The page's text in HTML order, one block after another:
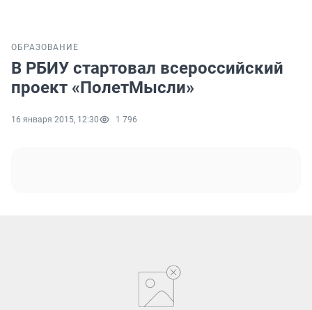
ОБРАЗОВАНИЕ
В РБИУ стартовал всероссийский
проект «ПолетМысли»
16 января 2015, 12:30 1 796